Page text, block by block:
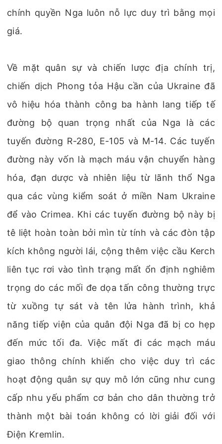
chính quyền Nga luôn nỗ lực duy trì bằng mọi
giá.
Về mặt quân sự và chiến lược địa chính trị,
chiến dịch Phong tỏa Hậu cần của Ukraine đã
vô hiệu hóa thành công ba hành lang tiếp tế
đường bộ quan trọng nhất của Nga là các
tuyến đường R-280, E-105 và M-14. Các tuyến
đường này vốn là mạch máu vận chuyển hàng
hóa, đạn dược và nhiên liệu từ lãnh thổ Nga
qua các vùng kiểm soát ở miền Nam Ukraine
để vào Crimea. Khi các tuyến đường bộ này bị
tê liệt hoàn toàn bởi mìn từ tính và các đòn tập
kích không người lái, cộng thêm việc cầu Kerch
liên tục rơi vào tình trạng mất ổn định nghiêm
trọng do các mối đe dọa tấn công thường trực
từ xuồng tự sát và tên lửa hành trình, khả
năng tiếp viện của quân đội Nga đã bị co hẹp
đến mức tối đa. Việc mất đi các mạch máu
giao thông chính khiến cho việc duy trì các
hoạt động quân sự quy mô lớn cũng như cung
cấp nhu yếu phẩm cơ bản cho dân thường trở
thành một bài toán không có lời giải đối với
Điện Kremlin.